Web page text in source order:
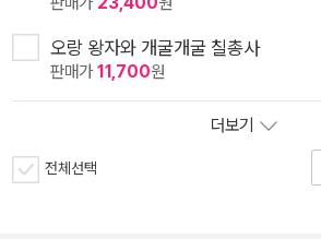
오랑 왕자와 개굴개굴 칠총사
판매가11,700원
더보기
전체선택